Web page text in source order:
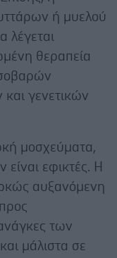
ή μυελού
λέγεται
θεραπεία
γενετικών
μοσχεύματα,
είναι εφικτές. Η
αυξανόμενη
των
μάλιστα σε